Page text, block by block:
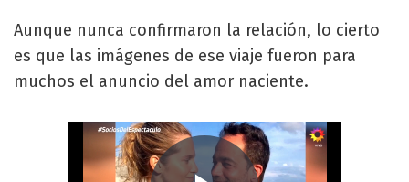
Aunque nunca confirmaron la relación, lo cierto
es que las imágenes de ese viaje fueron para
muchos el anuncio del amor naciente.